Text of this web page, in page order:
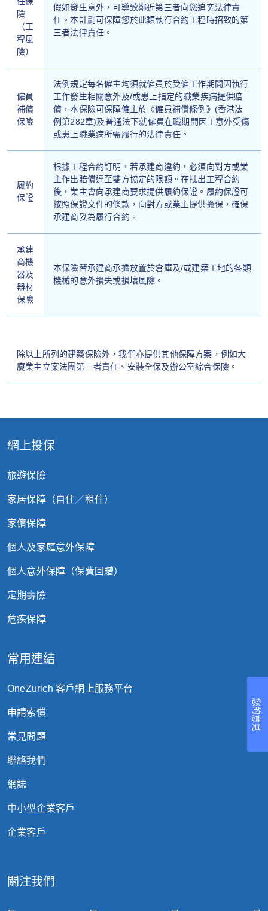
險
（工
程風
險）
假如發生意外，可導致鄰近第三者向您追究法律責
任。本計劃可保障您於此類執行合約工程時招致的第
三者法律責任。
僱員
補償
保險
法例規定每名僱主均須就僱員於受僱工作期間因執行
工作發生相關意外及/或患上指定的職業疾病提供賠
償，本保險可保障僱主於《僱員補償條例》(香港法
例第282章)及普通法下就僱員在職期間因工意外受傷
或患上職業病所需履行的法律責任。
履約
保證
根據工程合約訂明，若承建商違約，必須向對方或業
主作出賠償達至雙方協定的限額。在批出工程合約
後，業主會向承建商要求提供履約保證。履約保證可
按照保證文件的條款，向對方或業主提供擔保，確保
承建商妥為履行合約。
承建
商機
器及
器材
保險
本保險替承建商承擔放置於倉庫及/或建築工地的各類
機械的意外損失或損壞風險。
除以上所列的建築保險外，我們亦提供其他保障方案，例如大
廈業主立案法團第三者責任、安裝全保及辦公室綜合保險。
網上投保
旅遊保險
家居保障（自住／租住）
家傭保障
個人及家庭意外保障
個人意外保障（保費回贈）
定期壽險
危疾保障
常用連結
OneZurich 客戶網上服務平台
申請索償
常見問題
聯絡我們
網誌
中小型企業客戶
企業客戶
關注我們
您的意見